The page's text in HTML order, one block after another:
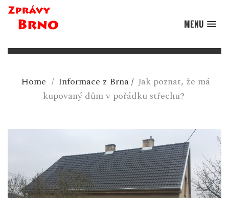
MENU
Home / Informace z Brna/ Jak poznat, že má
kupovaný dům v pořádku střechu?